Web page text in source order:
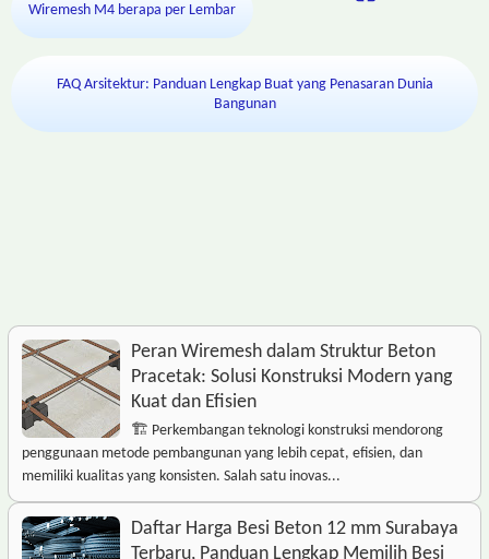
Wiremesh M4 berapa per Lembar
FAQ Arsitektur: Panduan Lengkap Buat yang Penasaran Dunia
Bangunan
Peran Wiremesh dalam Struktur Beton
Pracetak: Solusi Konstruksi Modern yang
Kuat dan Efisien
🏗️ Perkembangan teknologi konstruksi mendorong
penggunaan metode pembangunan yang lebih cepat, efisien, dan
memiliki kualitas yang konsisten. Salah satu inovas...
Daftar Harga Besi Beton 12 mm Surabaya
Terbaru, Panduan Lengkap Memilih Besi